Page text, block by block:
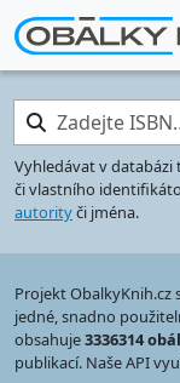
Zadejte ISBN…
Vyhledávat v databázi
či vlastního
autorityči jména.
Projekt ObalkyKnih.cz
jedné, snadno
obsahuje3336314
publikací. Naše API